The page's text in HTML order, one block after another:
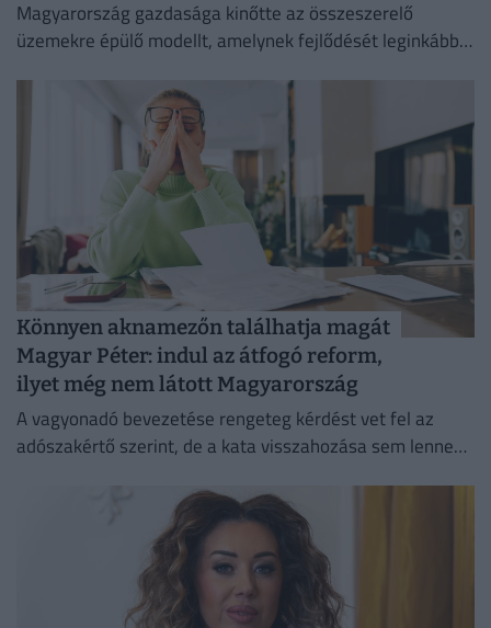
Magyarország gazdasága kinőtte az összeszerelő
üzemekre épülő modellt, amelynek fejlődését leginkább a
tizenhat évben elhanyagolt oktatási rendszer hátráltatja.
Könnyen aknamezőn találhatja magát
Magyar Péter: indul az átfogó reform,
ilyet még nem látott Magyarország
A vagyonadó bevezetése rengeteg kérdést vet fel az
adószakértő szerint, de a kata visszahozása sem lenne